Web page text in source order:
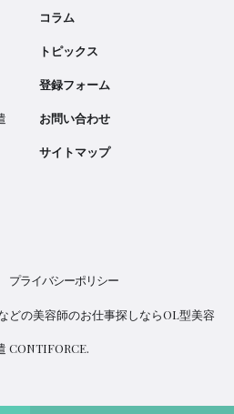
コラム
トピックス
登録フォーム
お問い合わせ
サイトマップ
プライバシーポリシー
どの美容師のお仕事探しならOL型美容
CONTIFORCE.